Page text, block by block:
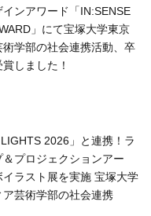
ンアワード「IN:SENSE
」にて宝塚大学東京
術学部の社会連携活動、卒
しました！
LIGHTS 2026」と連携！ラ
＆プロジェクションアー
イラスト展を実施 宝塚大学
ア芸術学部の社会連携